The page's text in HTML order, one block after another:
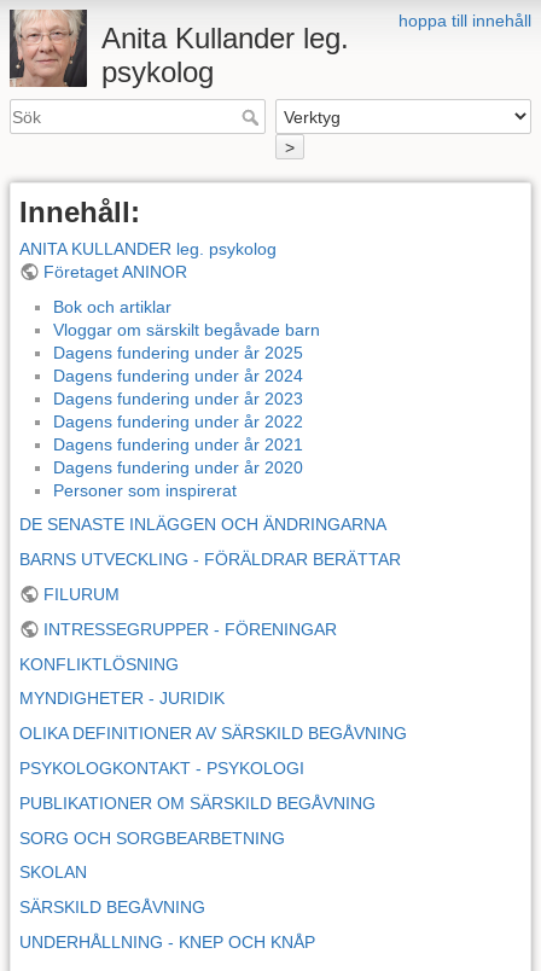
hoppa till innehåll
Anita Kullander leg.
psykolog
>
Innehåll:
ANITA KULLANDER leg. psykolog
Företaget ANINOR
Bok och artiklar
Vloggar om särskilt begåvade barn
Dagens fundering under år 2025
Dagens fundering under år 2024
Dagens fundering under år 2023
Dagens fundering under år 2022
Dagens fundering under år 2021
Dagens fundering under år 2020
Personer som inspirerat
DE SENASTE INLÄGGEN OCH ÄNDRINGARNA
BARNS UTVECKLING - FÖRÄLDRAR BERÄTTAR
FILURUM
INTRESSEGRUPPER - FÖRENINGAR
KONFLIKTLÖSNING
MYNDIGHETER - JURIDIK
OLIKA DEFINITIONER AV SÄRSKILD BEGÅVNING
PSYKOLOGKONTAKT - PSYKOLOGI
PUBLIKATIONER OM SÄRSKILD BEGÅVNING
SORG OCH SORGBEARBETNING
SKOLAN
SÄRSKILD BEGÅVNING
UNDERHÅLLNING - KNEP OCH KNÅP